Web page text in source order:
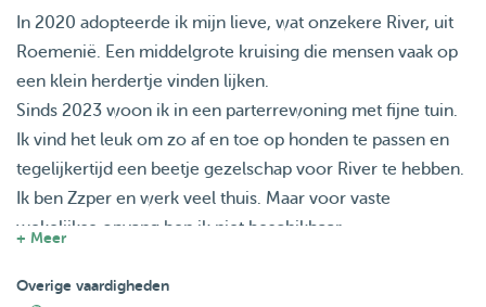
In 2020 adopteerde ik mijn lieve, wat onzekere River, uit
Roemenië. Een middelgrote kruising die mensen vaak op
een klein herdertje vinden lijken.
Sinds 2023 woon ik in een parterrewoning met fijne tuin.
Ik vind het leuk om zo af en toe op honden te passen en
tegelijkertijd een beetje gezelschap voor River te hebben.
Ik ben Zzper en werk veel thuis. Maar voor vaste
wekelijkse opvang ben ik niet beschikbaar
maakt het lekker rustig. River kan nog behoorlijk speels en
+ Meer
Overige vaardigheden